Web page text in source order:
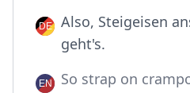
Also, Steigeisen
geht's.
So strap on